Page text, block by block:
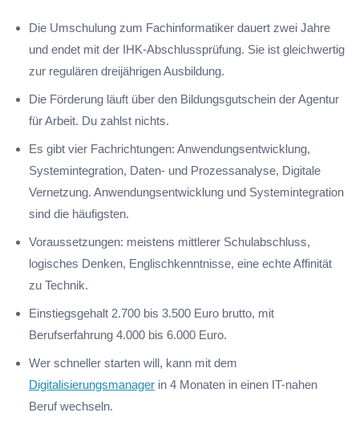
Die Umschulung zum Fachinformatiker dauert zwei Jahre
und endet mit der IHK-Abschlussprüfung. Sie ist gleichwertig
zur regulären dreijährigen Ausbildung.
Die Förderung läuft über den Bildungsgutschein der Agentur
für Arbeit. Du zahlst nichts.
Es gibt vier Fachrichtungen: Anwendungsentwicklung,
Systemintegration, Daten- und Prozessanalyse, Digitale
Vernetzung. Anwendungsentwicklung und Systemintegration
sind die häufigsten.
Voraussetzungen: meistens mittlerer Schulabschluss,
logisches Denken, Englischkenntnisse, eine echte Affinität
zu Technik.
Einstiegsgehalt 2.700 bis 3.500 Euro brutto, mit
Berufserfahrung 4.000 bis 6.000 Euro.
Wer schneller starten will, kann mit dem
Digitalisierungsmanager in 4 Monaten in einen IT-nahen
Beruf wechseln.